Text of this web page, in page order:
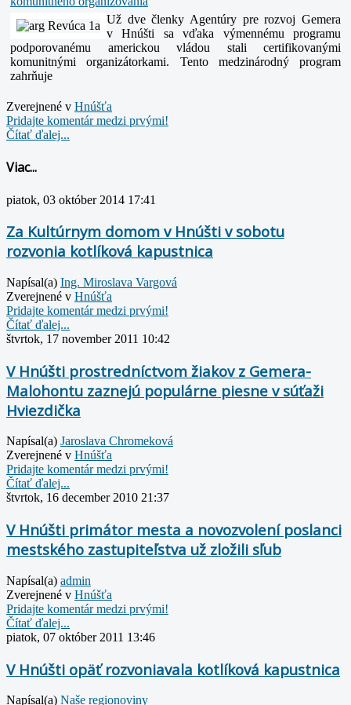
Už dve členky Agentúry pre rozvoj Gemera
v Hnúšti sa vďaka výmennému programu
podporovanému americkou vládou stali certifikovanými
komunitnými organizátorkami. Tento medzinárodný program
zahrňuje
Zverejnené v Hnúšťa
Pridajte komentár medzi prvými!
Čítať ďalej...
Viac...
piatok, 03 október 2014 17:41
Za Kultúrnym domom v Hnúšti v sobotu
rozvonia kotlíková kapustnica
Napísal(a) Ing. Miroslava Vargová
Zverejnené v Hnúšťa
Pridajte komentár medzi prvými!
Čítať ďalej...
štvrtok, 17 november 2011 10:42
V Hnúšti prostredníctvom žiakov z Gemera-
Malohontu zaznejú populárne piesne v súťaži
Hviezdička
Napísal(a) Jaroslava Chromeková
Zverejnené v Hnúšťa
Pridajte komentár medzi prvými!
Čítať ďalej...
štvrtok, 16 december 2010 21:37
V Hnúšti primátor mesta a novozvolení poslanci
mestského zastupiteľstva už zložili sľub
Napísal(a) admin
Zverejnené v Hnúšťa
Pridajte komentár medzi prvými!
Čítať ďalej...
piatok, 07 október 2011 13:46
V Hnúšti opäť rozvoniavala kotlíková kapustnica
Napísal(a) Naše regionoviny